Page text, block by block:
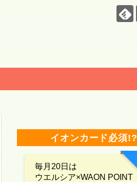
イオンカード必須!?
毎月20日は
ウエルシア×WAON POINT